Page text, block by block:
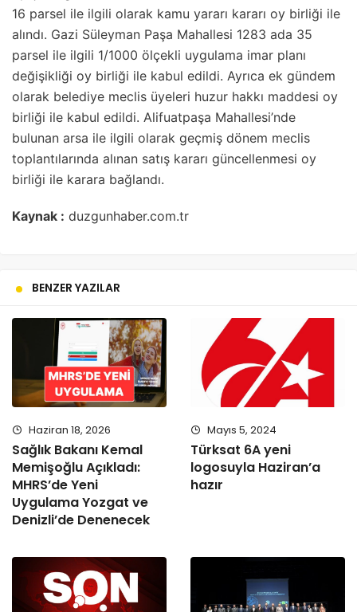
16 parsel ile ilgili olarak kamu yararı kararı oy birliği ile
alındı. Gazi Süleyman Paşa Mahallesi 1283 ada 35
parsel ile ilgili 1/1000 ölçekli uygulama imar planı
değişikliği oy birliği ile kabul edildi. Ayrıca ek gündem
olarak belediye meclis üyeleri huzur hakkı maddesi oy
birliği ile kabul edildi. Alifuatpaşa Mahallesi’nde
bulunan arsa ile ilgili olarak geçmiş dönem meclis
toplantılarında alınan satış kararı güncellenmesi oy
birliği ile karara bağlandı.
Kaynak : duzgunhaber.com.tr
BENZER YAZILAR
Haziran 18, 2026
Sağlık Bakanı Kemal
Memişoğlu Açıkladı:
MHRS’de Yeni
Uygulama Yozgat ve
Denizli’de Denenecek
Mayıs 5, 2024
Türksat 6A yeni
logosuyla Haziran’a
hazır